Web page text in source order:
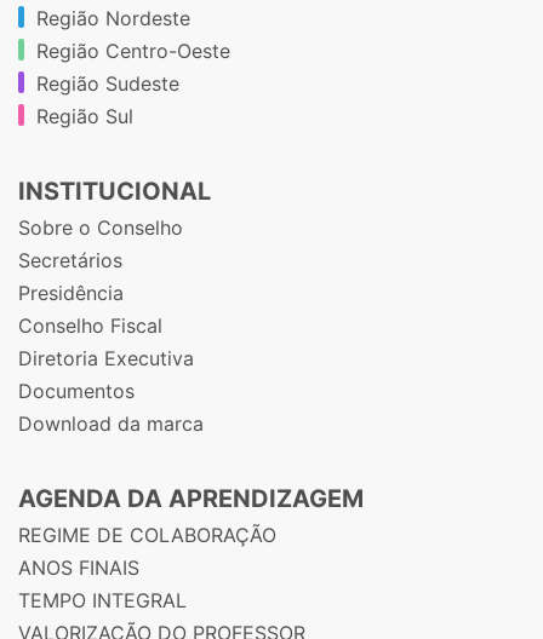
Região Nordeste
Região Centro-Oeste
Região Sudeste
Região Sul
INSTITUCIONAL
Sobre o Conselho
Secretários
Presidência
Conselho Fiscal
Diretoria Executiva
Documentos
Download da marca
AGENDA DA APRENDIZAGEM
REGIME DE COLABORAÇÃO
ANOS FINAIS
TEMPO INTEGRAL
VALORIZAÇÃO DO PROFESSOR